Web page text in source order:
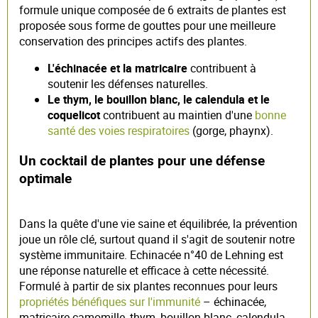
formule unique composée de 6 extraits de plantes est
proposée sous forme de gouttes pour une meilleure
conservation des principes actifs des plantes.
L'échinacée et la matricairecontribuent à
soutenir les défenses naturelles.
Le thym, le bouillon blanc, le calendula et le
coquelicotcontribuent au maintien d'une bonne
santé des voies respiratoires (gorge, phaynx).
Un cocktail de plantes pour une défense
optimale
Dans la quête d'une vie saine et équilibrée, la prévention
joue un rôle clé, surtout quand il s'agit de soutenir notre
système immunitaire. Echinacée n°40 de Lehning est
une réponse naturelle et efficace à cette nécessité.
Formulé à partir de six plantes reconnues pour leurs
propriétés bénéfiques sur l'immunité – échinacée,